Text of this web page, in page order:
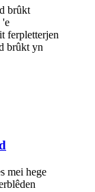
brûkt
'e
ferpletterjen
brûkt yn
mei hege